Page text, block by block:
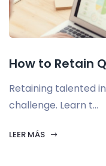
How to Retain
Retaining talented
challenge. Learn t...
LEER MÁS